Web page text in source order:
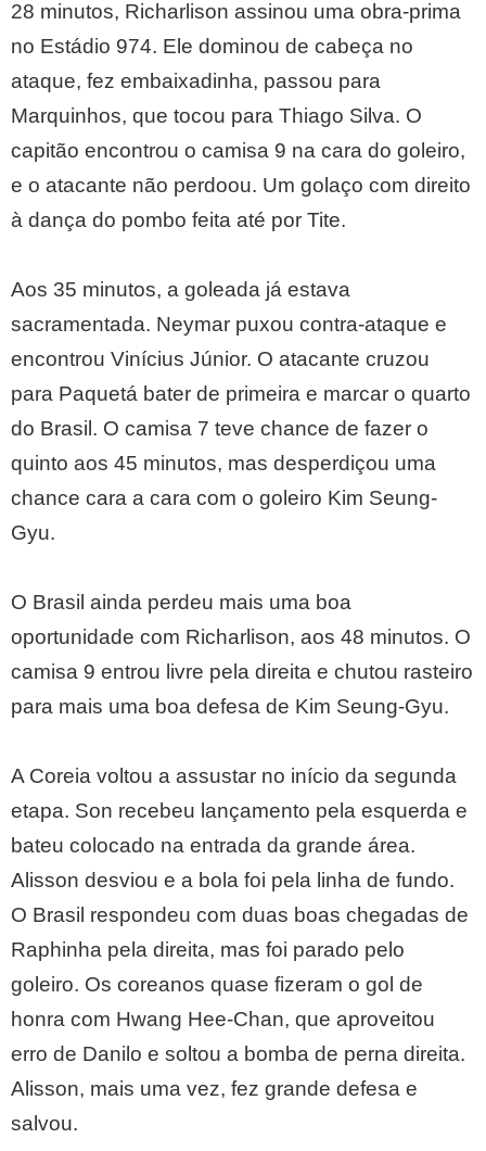
28 minutos, Richarlison assinou uma obra-prima
no Estádio 974. Ele dominou de cabeça no
ataque, fez embaixadinha, passou para
Marquinhos, que tocou para Thiago Silva. O
capitão encontrou o camisa 9 na cara do goleiro,
e o atacante não perdoou. Um golaço com direito
à dança do pombo feita até por Tite.
Aos 35 minutos, a goleada já estava
sacramentada. Neymar puxou contra-ataque e
encontrou Vinícius Júnior. O atacante cruzou
para Paquetá bater de primeira e marcar o quarto
do Brasil. O camisa 7 teve chance de fazer o
quinto aos 45 minutos, mas desperdiçou uma
chance cara a cara com o goleiro Kim Seung-
Gyu.
O Brasil ainda perdeu mais uma boa
oportunidade com Richarlison, aos 48 minutos. O
camisa 9 entrou livre pela direita e chutou rasteiro
para mais uma boa defesa de Kim Seung-Gyu.
A Coreia voltou a assustar no início da segunda
etapa. Son recebeu lançamento pela esquerda e
bateu colocado na entrada da grande área.
Alisson desviou e a bola foi pela linha de fundo.
O Brasil respondeu com duas boas chegadas de
Raphinha pela direita, mas foi parado pelo
goleiro. Os coreanos quase fizeram o gol de
honra com Hwang Hee-Chan, que aproveitou
erro de Danilo e soltou a bomba de perna direita.
Alisson, mais uma vez, fez grande defesa e
salvou.